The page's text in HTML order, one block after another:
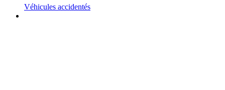
Véhicules accidentés